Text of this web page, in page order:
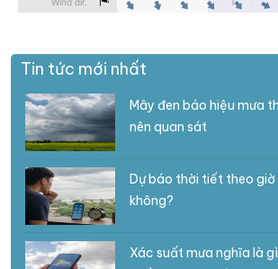
Tin tức mới nhất
Mây đen báo hiệu mưa
nên quan sát
Dự báo thời tiết theo
không?
Xác suất mưa nghĩa là